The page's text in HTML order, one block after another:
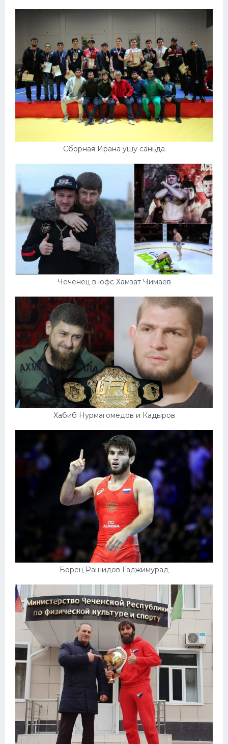
Сборная Ирана ушу саньда
Чеченец в юфс Хамзат Чимаев
Хабиб Нурмагомедов и Кадыров
Борец Рашидов Гаджимурад